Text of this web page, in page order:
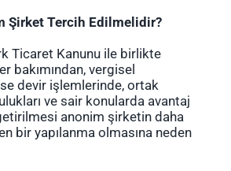
Şirket Tercih Edilmelidir?
Ticaret Kanunu ile birlikte
bakımından, vergisel
devir işlemlerinde, ortak
ve sair konularda avantaj
anonim şirketin daha
bir yapılanma olmasına neden